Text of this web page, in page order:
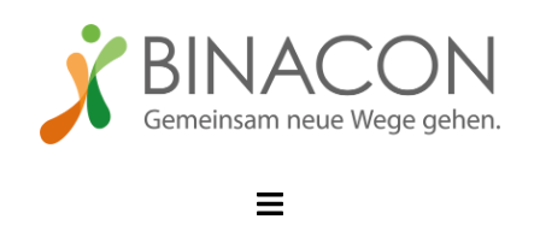
springen
Menü